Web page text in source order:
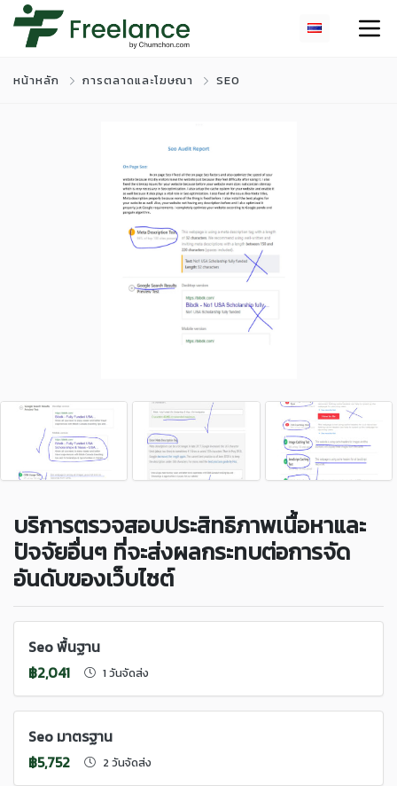
หน้าหลัก การตลาดและโฆษณา SEO
บริการตรวจสอบประสิทธิภาพเนื้อหาและ
ปัจจัยอื่นๆ ที่จะส่งผลกระทบต่อการจัด
อันดับของเว็บไซต์
Seo พื้นฐาน
฿2,041
1 วันจัดส่ง
Seo มาตรฐาน
฿5,752
2 วันจัดส่ง